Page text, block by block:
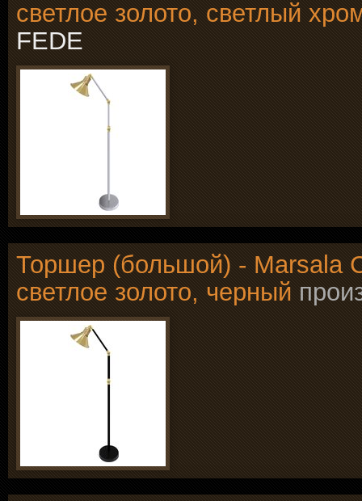
светлое золото, светлый
FEDE
Торшер (большой) - Marsala
светлое золото, черный